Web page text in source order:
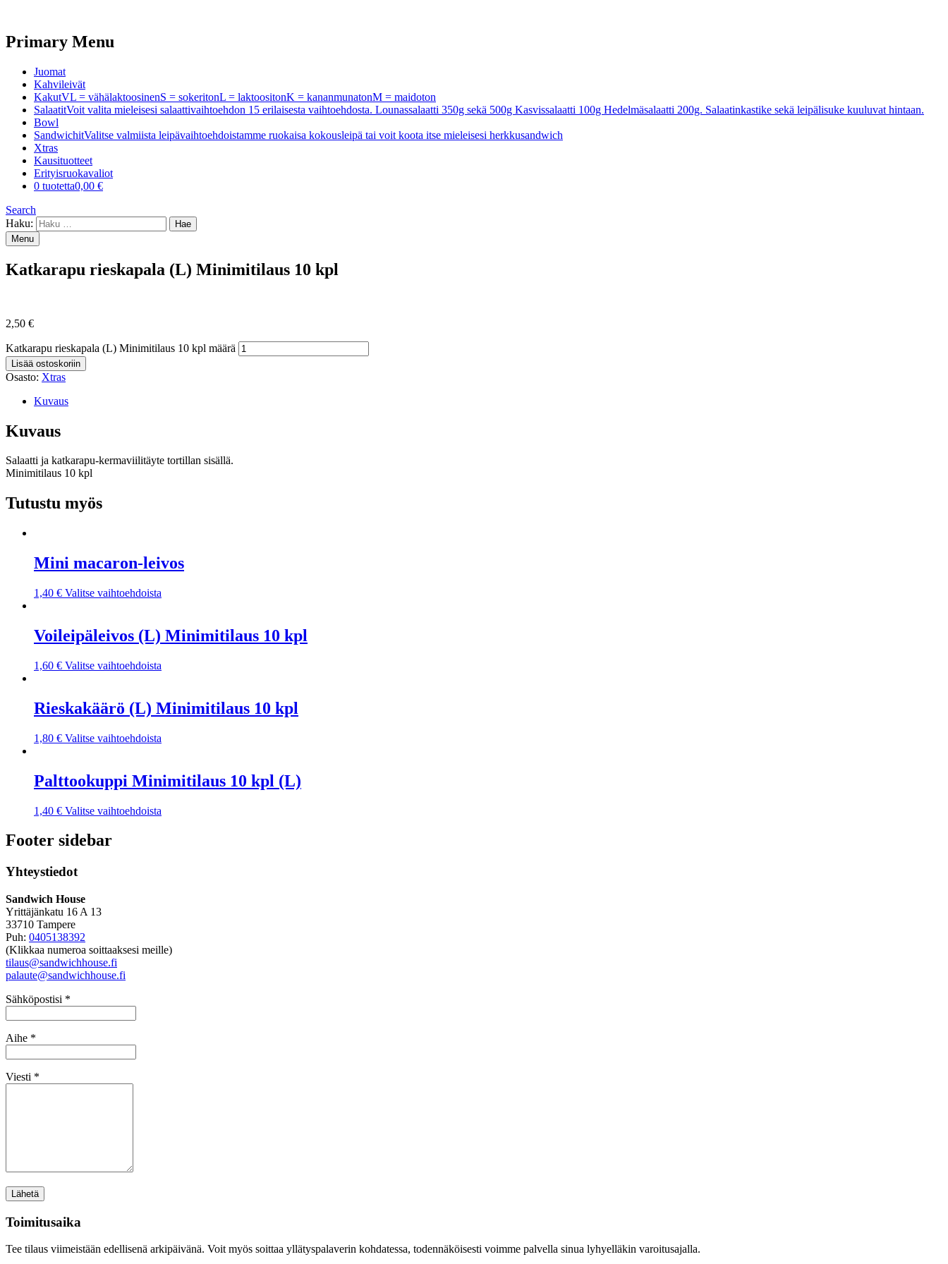
Primary Menu
Juomat
Kahvileivät
KakutVL = vähälaktoosinenS = sokeritonL = laktoositonK = kananmunatonM = maidoton
SalaatitVoit valita mieleisesi salaattivaihtoehdon 15 erilaisesta vaihtoehdosta. Lounassalaatti 350g sekä 500g Kasvissalaatti 100g Hedelmäsalaatti 200g. Salaatinkastike sekä leipälisuke kuuluvat hintaan.
Bowl
SandwichitValitse valmiista leipävaihtoehdoistamme ruokaisa kokousleipä tai voit koota itse mieleisesi herkkusandwich
Xtras
Kausituotteet
Erityisruokavaliot
0 tuotetta0,00 €
Search
Haku:
Menu
Katkarapu rieskapala (L) Minimitilaus 10 kpl
2,50 €
Katkarapu rieskapala (L) Minimitilaus 10 kpl määrä
Lisää ostoskoriin
Osasto: Xtras
Kuvaus
Kuvaus
Salaatti ja katkarapu-kermaviilitäyte tortillan sisällä.
Minimitilaus 10 kpl
Tutustu myös
Mini macaron-leivos
1,40 € Valitse vaihtoehdoista
Voileipäleivos (L) Minimitilaus 10 kpl
1,60 € Valitse vaihtoehdoista
Rieskakäärö (L) Minimitilaus 10 kpl
1,80 € Valitse vaihtoehdoista
Palttookuppi Minimitilaus 10 kpl (L)
1,40 € Valitse vaihtoehdoista
Footer sidebar
Yhteystiedot
Sandwich House
Yrittäjänkatu 16 A 13
33710 Tampere
Puh: 0405138392
(Klikkaa numeroa soittaaksesi meille)
tilaus@sandwichhouse.fi
palaute@sandwichhouse.fi
Sähköpostisi *
Aihe *
Viesti *
Toimitusaika
Tee tilaus viimeistään edellisenä arkipäivänä. Voit myös soittaa yllätyspalaverin kohdatessa, todennäköisesti voimme palvella sinua lyhyelläkin varoitusajalla.